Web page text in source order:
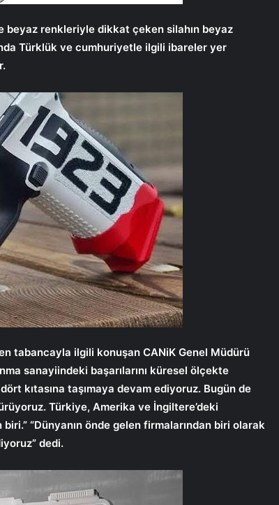
beyaz renkleriyle dikkat çeken silahın beyaz
Türklük ve cumhuriyetle ilgili ibareler yer
tabancayla ilgili konuşan CANiK Genel Müdürü
sanayiindeki başarılarını küresel ölçekte
kıtasına taşımaya devam ediyoruz. Bugün de
Türkiye, Amerika ve İngiltere’deki
“Dünyanın önde gelen firmalarından biri olarak
dedi.